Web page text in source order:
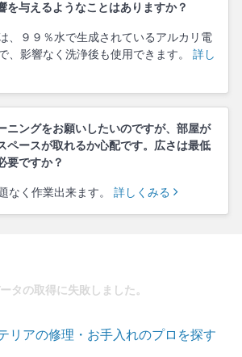
を与えるようなことはありますか？
、９９％水で生成されているアルカリ電
、影響なく洗浄後も使用できます。 詳し
ニングをお願いしたいのですが、部屋が
ペースが取れるか心配です。広さは最低
要ですか？
なく作業出来ます。 詳しくみる
タの取得に失敗しました。
リアの修理・お手入れのプロを探す